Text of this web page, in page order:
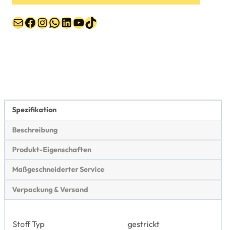
PostFacebook
Instagram
WhatsApp
LinkedIn
YouTube
TikTok
Spezifikation
Beschreibung
Produkt-Eigenschaften
Maßgeschneiderter Service
Verpackung & Versand
Stoff Typ gestrickt